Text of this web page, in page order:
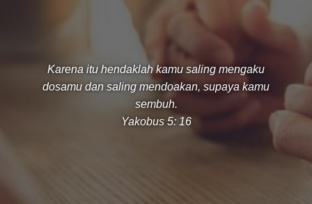
Karena itu hendaklah kamu saling mengaku
dosamu dan saling mendoakan, supaya kamu
sembuh.
Yakobus 5: 16